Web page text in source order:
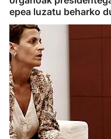
epea luzatu beharko